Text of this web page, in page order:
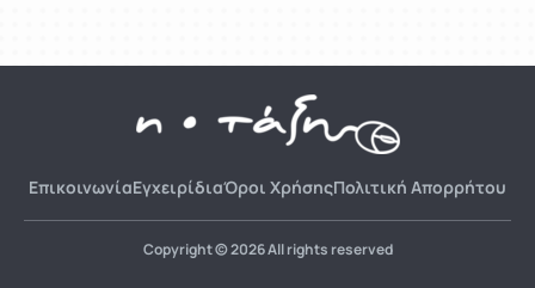
ΕπικοινωνίαΕγχειρίδιαΌροι ΧρήσηςΠολιτική Απορρήτου
Copyright © 2026 All rights reserved